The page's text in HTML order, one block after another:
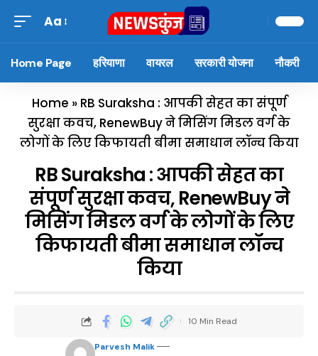
Aa
Home Page हरियाणा वायरल सरकारी योजना नौकरी
Home » RB Suraksha : आपकी सेहत का संपूर्ण
सुरक्षा कवच, RenewBuy ने मिसिंग मिडल वर्ग के
लोगों के लिए किफायती बीमा समाधान लॉन्च किया
RB Suraksha : आपकी सेहत का
संपूर्ण सुरक्षा कवच, RenewBuy ने
मिसिंग मिडल वर्ग के लोगों के लिए
किफायती बीमा समाधान लॉन्च
किया
Parvesh Malik
10 Min Read